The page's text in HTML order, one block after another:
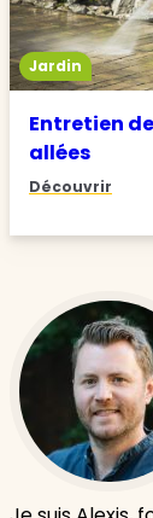
Jardin
Entretien
allées
Découvrir